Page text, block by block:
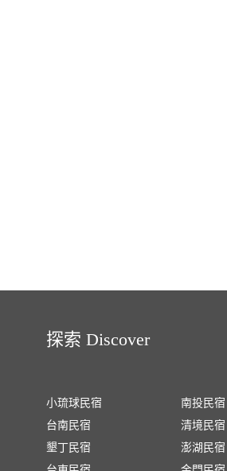
探索 Discover
小琉球民宿
台南民宿
墾丁民宿
南投民宿
清境民宿
澎湖民宿